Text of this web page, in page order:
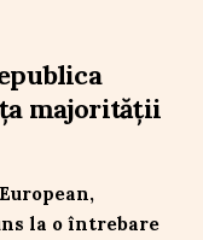
majorității
la o întrebare